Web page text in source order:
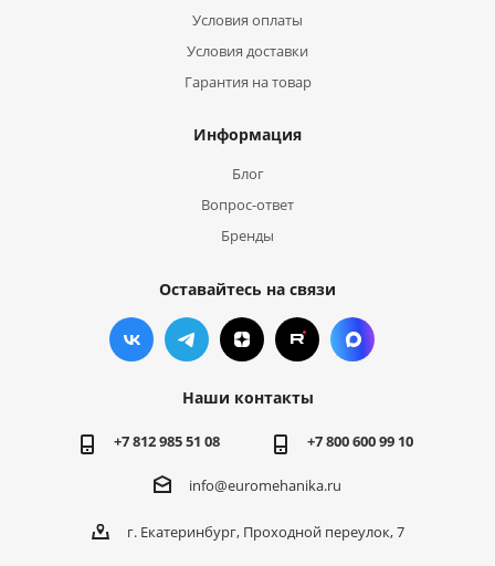
Условия оплаты
Условия доставки
Гарантия на товар
Информация
Блог
Вопрос-ответ
Бренды
Оставайтесь на связи
Наши контакты
+7 812 985 51 08 +7 800 600 99 10
info@euromehanika.ru
г. Екатеринбург, Проходной переулок, 7